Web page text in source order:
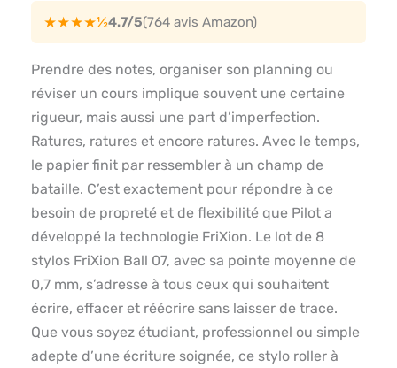
★★★★½4.7/5(764 avis Amazon)
Prendre des notes, organiser son planning ou
réviser un cours implique souvent une certaine
rigueur, mais aussi une part d’imperfection.
Ratures, ratures et encore ratures. Avec le temps,
le papier finit par ressembler à un champ de
bataille. C’est exactement pour répondre à ce
besoin de propreté et de flexibilité que Pilot a
développé la technologie FriXion. Le lot de 8
stylos FriXion Ball 07, avec sa pointe moyenne de
0,7 mm, s’adresse à tous ceux qui souhaitent
écrire, effacer et réécrire sans laisser de trace.
Que vous soyez étudiant, professionnel ou simple
adepte d’une écriture soignée, ce stylo roller à